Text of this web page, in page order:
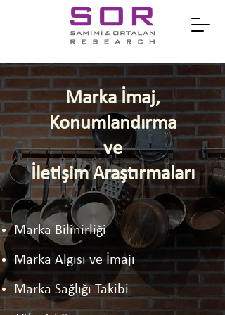
Marka İmaj,
Konumlandırma
ve
İletişim Araştırmaları
Marka Bilinirliği
Marka Algısı ve İmajı
Marka Sağlığı Takibi